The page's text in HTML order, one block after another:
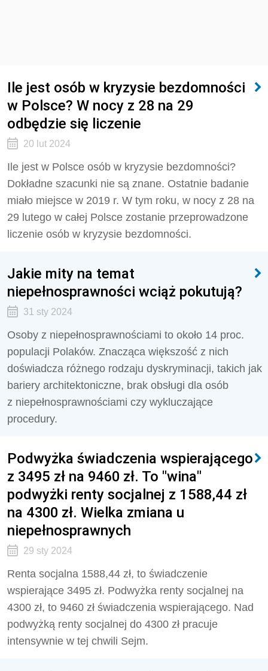
Ile jest osób w kryzysie bezdomności
w Polsce? W nocy z 28 na 29
odbędzie się liczenie
20 lut 2024
Ile jest w Polsce osób w kryzysie bezdomności?
Dokładne szacunki nie są znane. Ostatnie badanie
miało miejsce w 2019 r. W tym roku, w nocy z 28 na
29 lutego w całej Polsce zostanie przeprowadzone
liczenie osób w kryzysie bezdomności.
Jakie mity na temat
niepełnosprawności wciąż pokutują?
31 sty 2024
Osoby z niepełnosprawnościami to około 14 proc.
populacji Polaków. Znacząca większość z nich
doświadcza różnego rodzaju dyskryminacji, takich jak
bariery architektoniczne, brak obsługi dla osób
z niepełnosprawnościami czy wykluczające
procedury.
Podwyżka świadczenia wspierającego
z 3495 zł na 9460 zł. To "wina"
podwyżki renty socjalnej z 1588,44 zł
na 4300 zł. Wielka zmiana u
niepełnosprawnych
29 sty 2024
Renta socjalna 1588,44 zł, to świadczenie
wspierające 3495 zł. Podwyżka renty socjalnej na
4300 zł, to 9460 zł świadczenia wspierającego. Nad
podwyżką renty socjalnej do 4300 zł pracuje
intensywnie w tej chwili Sejm.